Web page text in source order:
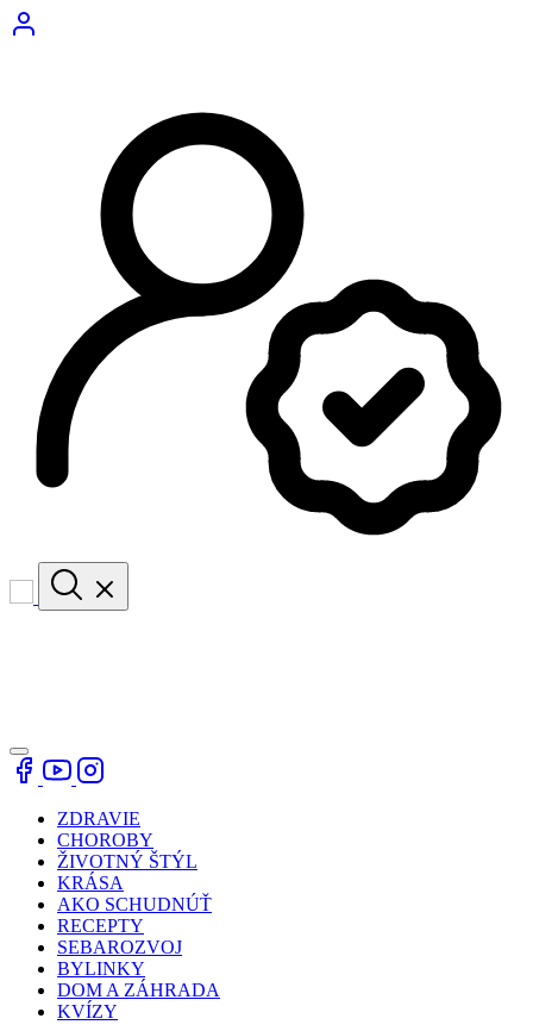
ZDRAVIE
CHOROBY
ŽIVOTNÝ ŠTÝL
KRÁSA
AKO SCHUDNÚŤ
RECEPTY
SEBAROZVOJ
BYLINKY
DOM A ZÁHRADA
KVÍZY